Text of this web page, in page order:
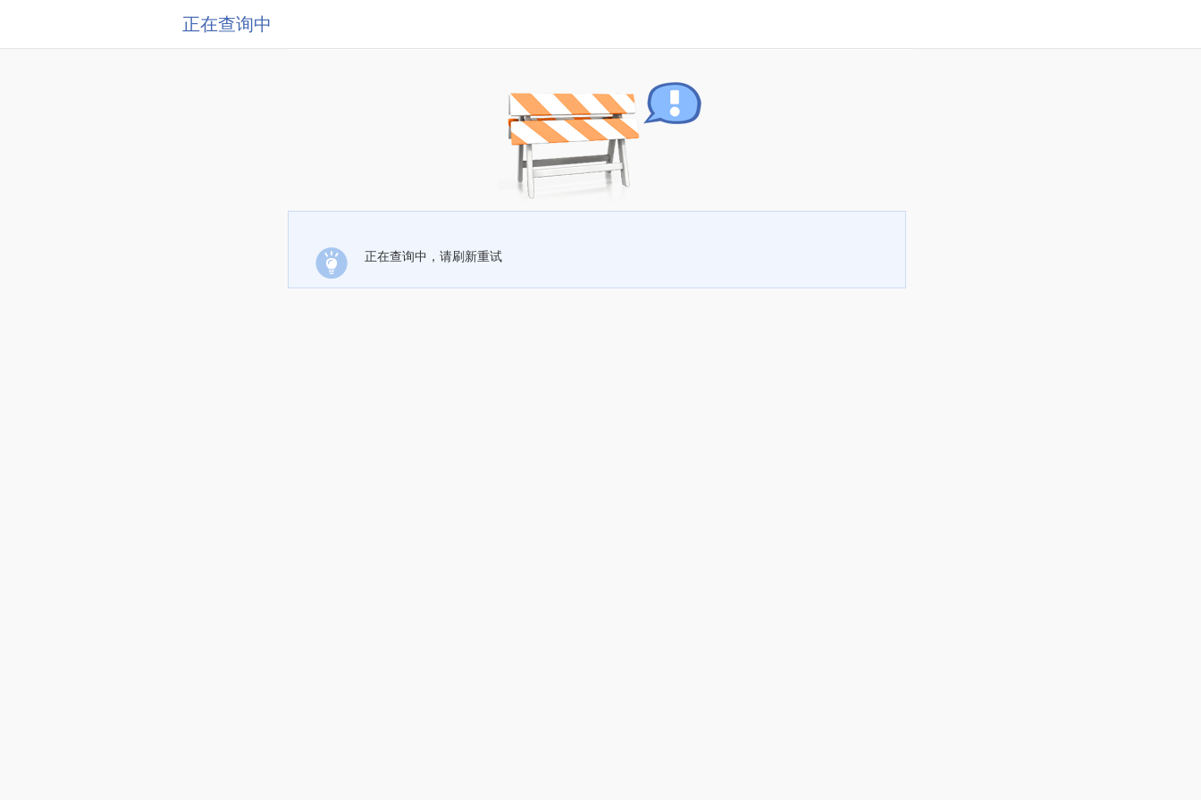
正在查询中
正在查询中，请刷新重试